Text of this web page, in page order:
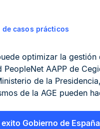
de casos prácticos
optimizar la gestión
PeopleNet AAPP de
de la
de la AGE pueden
Gobierno de España